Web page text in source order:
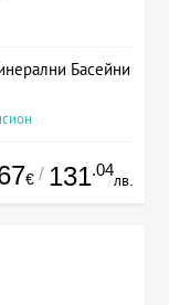
Басейни
€ / 131.04
лв.